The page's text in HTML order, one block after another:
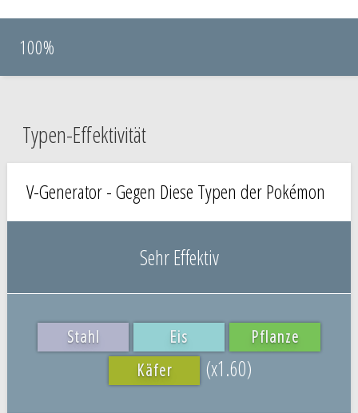
100%
Typen-Effektivität
V-Generator - Gegen Diese Typen der Pokémon
Sehr Effektiv
Stahl Eis
Pflanze
Käfer
(x1.60)